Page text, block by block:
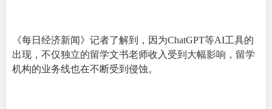
《每日经济新闻》记者了解到，因为ChatGPT等AI工具的
出现，不仅独立的留学文书老师收入受到大幅影响，留学
机构的业务线也在不断受到侵蚀。